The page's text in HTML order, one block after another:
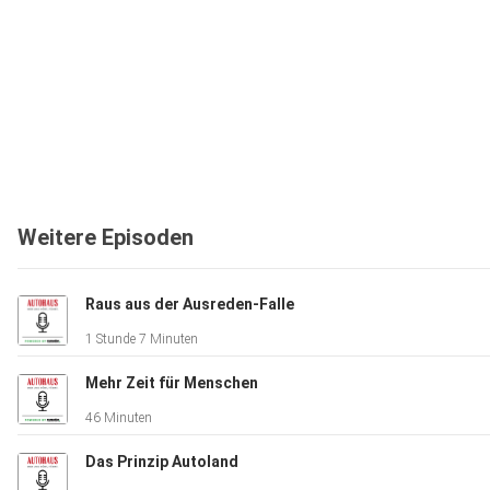
Weitere Episoden
Raus aus der Ausreden-Falle
1 Stunde 7 Minuten
Mehr Zeit für Menschen
46 Minuten
Das Prinzip Autoland